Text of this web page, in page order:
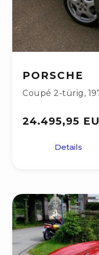
PORSCHE
Coupé 2-türig ,
24.495,95
Details